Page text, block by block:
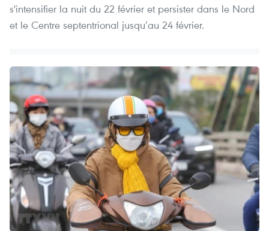
s'intensifier la nuit du 22 février et persister dans le Nord
et le Centre septentrional jusqu’au 24 février.